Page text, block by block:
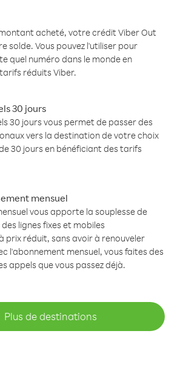
acheté, votre crédit Viber Out
solde. Vous pouvez l'utiliser pour
quel numéro dans le monde en
réduits Viber.
30 jours
30 jours vous permet de passer des
vers la destination de votre choix
30 jours en bénéficiant des tarifs
mensuel
vous apporte la souplesse de
lignes fixes et mobiles
prix réduit, sans avoir à renouveler
l'abonnement mensuel, vous faites des
appels que vous passez déjà.
Plus de destinations